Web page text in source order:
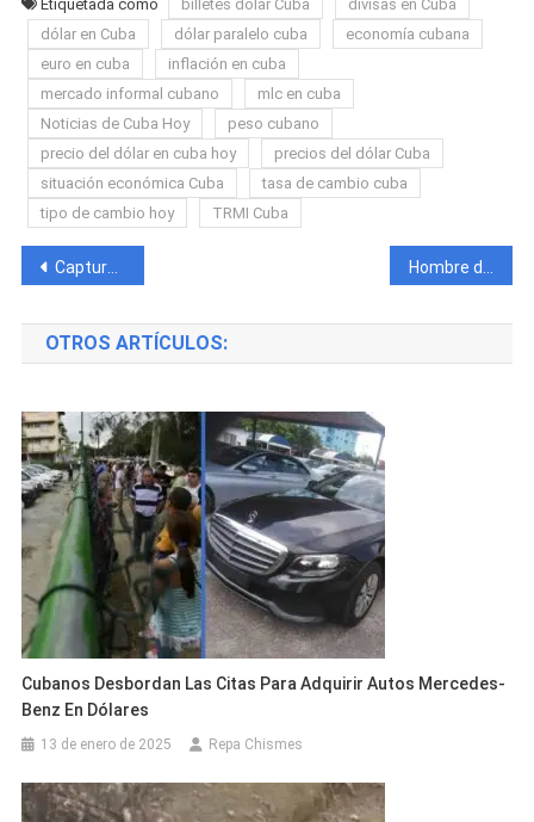
Etiquetada como billetes dólar Cuba
divisas en Cuba
dólar en Cuba
dólar paralelo cuba
economía cubana
euro en cuba
inflación en cuba
mercado informal cubano
mlc en cuba
Noticias de Cuba Hoy
peso cubano
precio del dólar en cuba hoy
precios del dólar Cuba
situación económica Cuba
tasa de cambio cuba
tipo de cambio hoy
TRMI Cuba
Navegación
de
entradas
Capturan en Holguín a tres hombres con más de 35 kilos de cocaína ocultos en un compresor industrial Hombre detenido tras irrumpir en la casa de su ex pareja y desatar el pánico familiar en Ciego de Ávila
OTROS ARTÍCULOS:
Cubanos Desbordan Las Citas Para Adquirir Autos Mercedes-
Benz En Dólares
13 de enero de 2025 Repa Chismes